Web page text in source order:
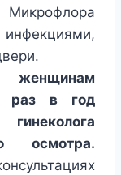
Микрофлора
инфекциями,
раз в год
осмотра.